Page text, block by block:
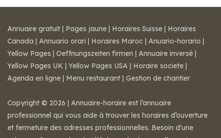
Annuaire gratuit | Pages jaune | Horaires Suisse | Horaires
Canada | Annuario orari | Horaires Maroc | Anuario-horario |
Yellow Pages | Oeffnungszeiten firmen | Annuaire inversé |
Yellow Pages UK | Yellow Pages USA | Horaire societe |
Agenda en ligne | Menu restaurant | Gestion de chantier
Copyright © 2026 | Annuaire-horaire est l’annuaire
professionnel qui vous aide à trouver les horaires d’ouverture
et fermeture des adresses professionnelles. Besoin d'une